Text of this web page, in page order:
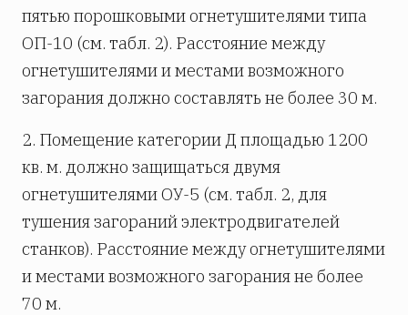
пятью порошковыми огнетушителями типа
ОП-10 (см. табл. 2). Расстояние между
огнетушителями и местами возможного
загорания должно составлять не более 30 м.
2. Помещение категории Д площадью 1200
кв. м. должно защищаться двумя
огнетушителями ОУ-5 (см. табл. 2, для
тушения загораний электродвигателей
станков). Расстояние между огнетушителями
и местами возможного загорания не более
70 м.